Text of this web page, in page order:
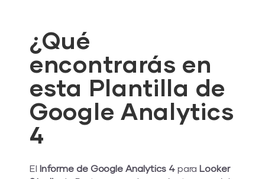
¿Qué
encontrarás en
esta Plantilla de
Google Analytics
4
El Informe de Google Analytics 4para Looker